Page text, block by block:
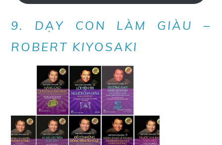
9. DẠY CON LÀM GIÀU –
ROBERT KIYOSAKI